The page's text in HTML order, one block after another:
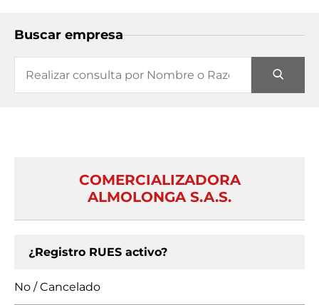
Buscar empresa
COMERCIALIZADORA
ALMOLONGA S.A.S.
¿Registro RUES activo?
No / Cancelado